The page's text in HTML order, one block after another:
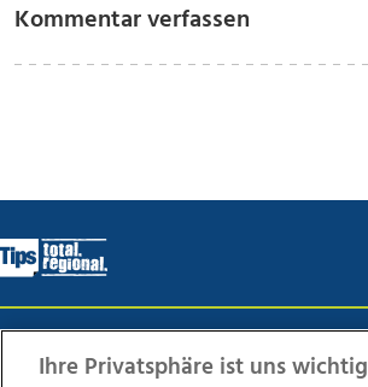
Kommentar verfassen
Wir über uns Mediadaten Kontakt
Ihre Privatsphäre ist uns wichtig